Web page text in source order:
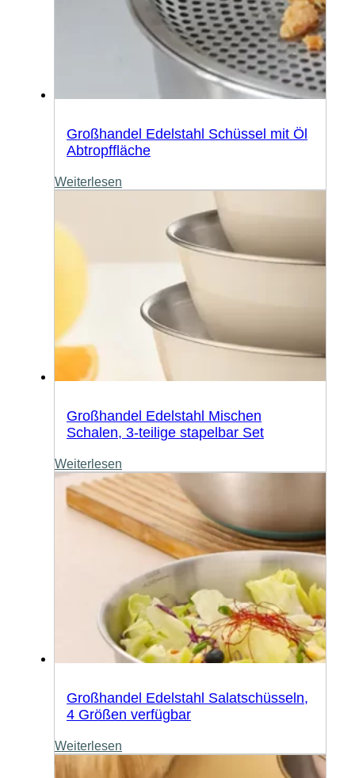
Großhandel Edelstahl Schüssel mit Öl
Abtropffläche
Weiterlesen
Großhandel Edelstahl Mischen
Schalen, 3-teilige stapelbar Set
Weiterlesen
Großhandel Edelstahl Salatschüsseln,
4 Größen verfügbar
Weiterlesen